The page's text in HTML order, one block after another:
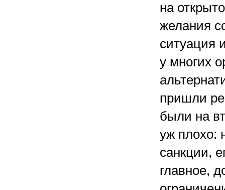
на
желания
ситуация
у многих
пришли
были на
уж плохо:
санкции,
главное,